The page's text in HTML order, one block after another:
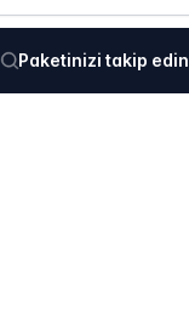
Paketinizi takip edin